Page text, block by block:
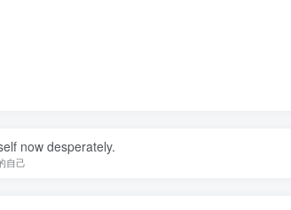
now desperately.
自己